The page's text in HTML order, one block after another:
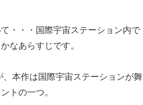
・・・国際宇宙ステーション内で
なあらすじです。
本作は国際宇宙ステーションが舞
トの一つ。